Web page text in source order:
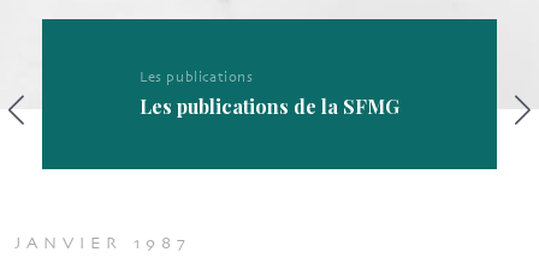
Les publications
Les publications de la SFMG
JANVIER 1987